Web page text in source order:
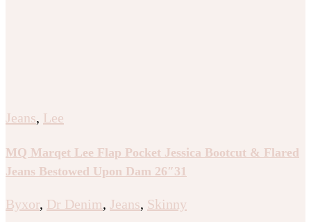
Jeans, Lee
MQ Marqet Lee Flap Pocket Jessica Bootcut & Flared
Jeans Bestowed Upon Dam 26″31
Byxor, Dr Denim, Jeans, Skinny